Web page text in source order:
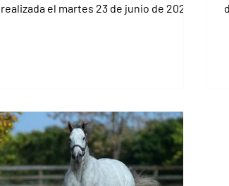
realizada el martes 23 de junio de 2026
Island) 50.000 (Foto) 34 Aspen Girl (h.,
Cosmic Trigger y Aspen Days, por
Exchange Rate) 41.000 58 Ishtar (h., Ivar
e Issa, por Equal Stripes) 40.000 3 Care
One (m